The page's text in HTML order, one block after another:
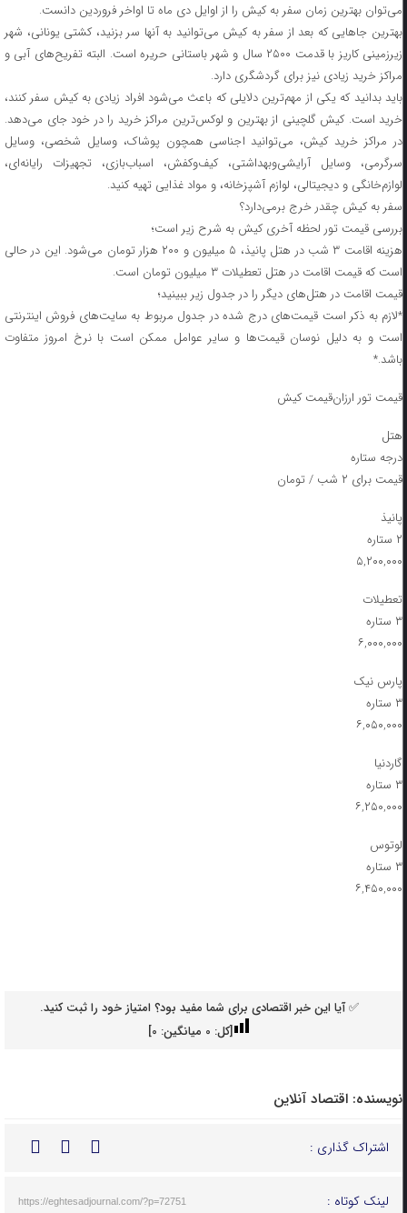
می‌توان بهترین زمان سفر به کیش را از اوایل دی ماه تا اواخر فروردین دانست.
بهترین جاهایی که بعد از سفر به کیش می‌توانید به آنها سر بزنید، کشتی یونانی، شهر
زیرزمینی کاریز با قدمت ۲۵۰۰ سال و شهر باستانی حریره است. البته تفریح‌های آبی و
مراکز خرید زیادی نیز برای گردشگری دارد.
باید بدانید که یکی از مهم‌ترین دلایلی که باعث می‌شود افراد زیادی به کیش سفر کنند،
خرید است. کیش گلچینی از بهترین و لوکس‌ترین مراکز خرید را در خود جای می‌دهد.
در مراکز خرید کیش، می‌توانید اجناسی همچون پوشاک، وسایل شخصی، وسایل
سرگرمی، وسایل آرایشی‌وبهداشتی، کیف‌وکفش، اسباب‌بازی، تجهیزات رایانه‌ای،
لوازم‌خانگی و دیجیتالی، لوازم آشپزخانه، و مواد غذایی تهیه کنید.
سفر به کیش چقدر خرج برمی‌دارد؟
بررسی قیمت تور لحظه آخری کیش به شرح زیر است؛
هزینه اقامت ۳ شب در هتل پانیذ، ۵ میلیون و ۲۰۰ هزار تومان می‌شود. این در حالی
است که قیمت اقامت در هتل تعطیلات ۳ میلیون تومان است.
قیمت اقامت در هتل‌های دیگر را در جدول زیر ببینید؛
*لازم به ذکر است قیمت‌های درج شده در جدول مربوط به سایت‌های فروش اینترنتی
است و به دلیل نوسان قیمت‌ها و سایر عوامل ممکن است با نرخ امروز متفاوت
باشد.*
قیمت تور ارزان‌قیمت کیش
هتل
درجه ستاره
قیمت برای ۲ شب / تومان
پانیذ
۲ ستاره
۵,۲۰۰,۰۰۰
تعطیلات
۳ ستاره
۶,۰۰۰,۰۰۰
پارس نیک
۳ ستاره
۶,۰۵۰,۰۰۰
گاردنیا
۳ ستاره
۶,۲۵۰,۰۰۰
لوتوس
۳ ستاره
۶,۴۵۰,۰۰۰
✅ آیا این خبر اقتصادی برای شما مفید بود؟ امتیاز خود را ثبت کنید.
[کل: 0میانگین: 0
]
نویسنده: اقتصاد آنلاین
اشتراک گذاری :
لینک کوتاه : https://eghtesadjournal.com/?p=72751